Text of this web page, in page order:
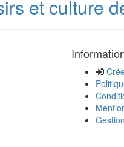
et culture